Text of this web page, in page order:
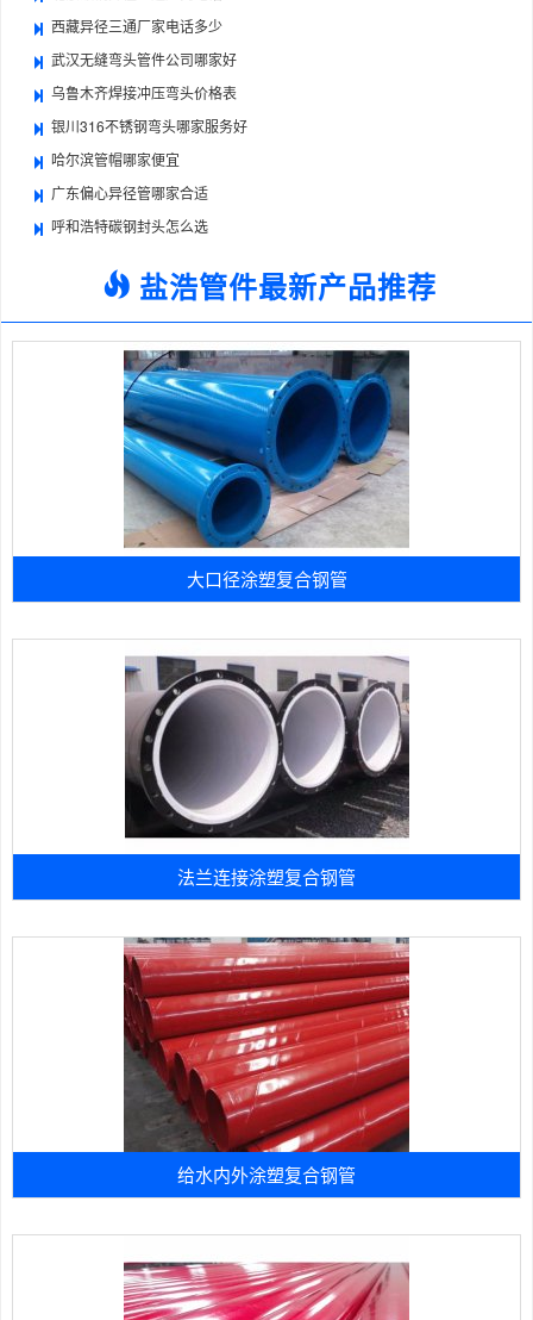
西藏异径三通厂家电话多少
武汉无缝弯头管件公司哪家好
乌鲁木齐焊接冲压弯头价格表
银川316不锈钢弯头哪家服务好
哈尔滨管帽哪家便宜
广东偏心异径管哪家合适
呼和浩特碳钢封头怎么选
盐浩管件最新产品推荐
大口径涂塑复合钢管
法兰连接涂塑复合钢管
给水内外涂塑复合钢管